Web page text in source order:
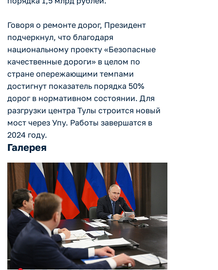
Говоря о ремонте дорог, Президент
подчеркнул, что благодаря
национальному проекту «Безопасные
качественные дороги» в целом по
стране опережающими темпами
достигнут показатель порядка 50%
дорог в нормативном состоянии. Для
разгрузки центра Тулы строится новый
мост через Упу. Работы завершатся в
2024 году.
Галерея